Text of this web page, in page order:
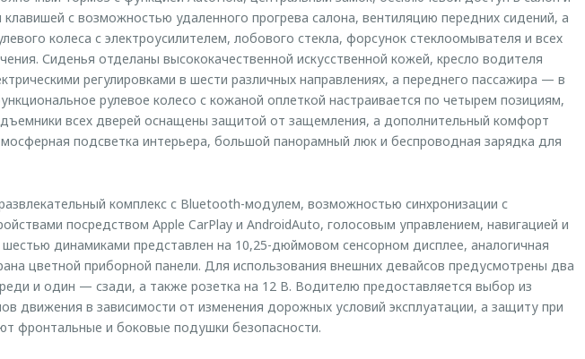
клавишей с возможностью удаленного прогрева салона, вентиляцию передних сидений, а
колеса с электроусилителем, лобового стекла, форсунок стеклоомывателя и всех
Сиденья отделаны высококачественной искусственной кожей, кресло водителя
регулировками в шести различных направлениях, а переднего пассажира — в
рулевое колесо с кожаной оплеткой настраивается по четырем позициям,
всех дверей оснащены защитой от защемления, а дополнительный комфорт
подсветка интерьера, большой панорамный люк и беспроводная зарядка для
комплекс с Bluetooth-модулем, возможностью синхронизации с
посредством Apple CarPlay и AndroidAuto, голосовым управлением, навигацией и
динамиками представлен на 10,25-дюймовом сенсорном дисплее, аналогичная
цветной приборной панели. Для использования внешних девайсов предусмотрены два
и один — сзади, а также розетка на 12 В. Водителю предоставляется выбор из
движения в зависимости от изменения дорожных условий эксплуатации, а защиту при
фронтальные и боковые подушки безопасности.